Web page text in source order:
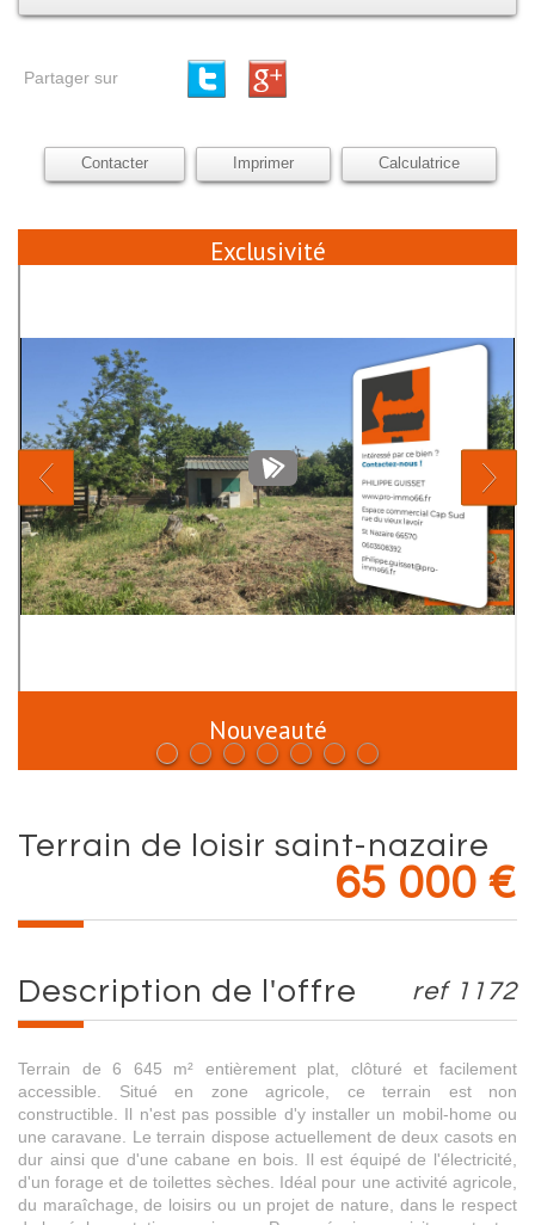
Partager sur
Contacter Imprimer Calculatrice
Exclusivité
Nouveauté
terrain de loisir saint-nazaire
65 000 €
description de l'offre ref 1172
Terrain de 6 645 m² entièrement plat, clôturé et facilement
accessible. Situé en zone agricole, ce terrain est non
constructible. Il n'est pas possible d'y installer un mobil-home ou
une caravane. Le terrain dispose actuellement de deux casots en
dur ainsi que d'une cabane en bois. Il est équipé de l'électricité,
d'un forage et de toilettes sèches. Idéal pour une activité agricole,
du maraîchage, de loisirs ou un projet de nature, dans le respect